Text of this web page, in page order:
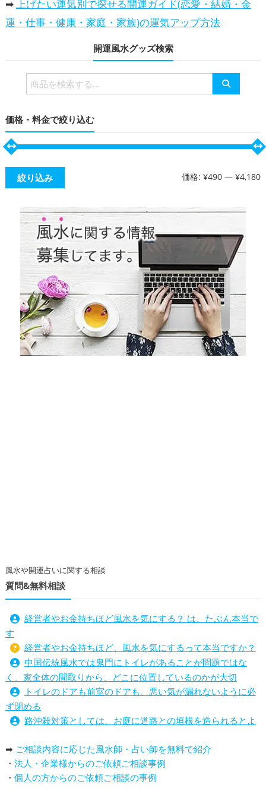
➡上げたい運気別で探せる開運ガイド(恋愛・結婚・金
運・仕事・健康・家庭・家族)の運気アップ方法
開運風水グッズ検索
検
索
象:
価格・料金で絞り込む
絞り込み 価格:¥490 —¥4,180
風水や開運占いに関する相談
質問&無料相談
経営者やお金持ちほど風水を気にする？ は、たぶん本当で
す
経営者やお金持ちほど、風水を気にするって本当ですか？
中国伝統風水では鬼門にトイレがあることが問題ではな
く、家全体の間取りから、どこに位置しているのかが大切
トイレのドアも前室のドアも、悪い気が漏れないように必
ず閉める
路沖殺対策としては、お庭に道路との垣根を造られるとよ
庭を広げると路沖殺（ろちゅうさつ）は防げますか？
トイレ前室のドアの開け閉めについて
増築して家相の中心軸が変わると、鬼門の方角にあるトイ
➡ ご相談内容に応じた風水師・占い師を無料で紹介
・ 法人・企業様からのご依頼ご相談事例
・ 個人の方からのご依頼ご相談の事例